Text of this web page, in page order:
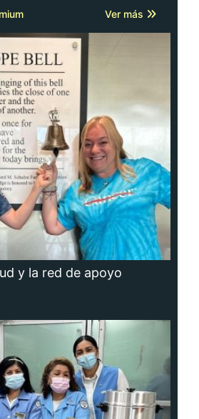
Ver más
y la red de apoyo